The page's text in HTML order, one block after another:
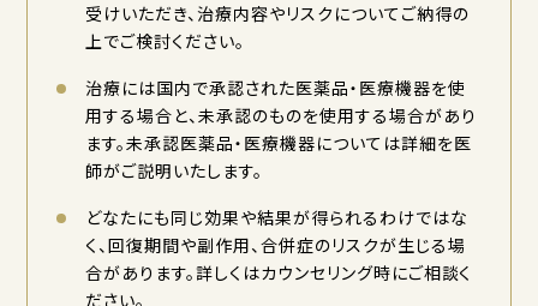
受けいただき、治療内容やリスクについてご納得の
上でご検討ください。
治療には国内で承認された医薬品・医療機器を使
用する場合と、未承認のものを使用する場合があり
ます。未承認医薬品・医療機器については詳細を医
師がご説明いたします。
どなたにも同じ効果や結果が得られるわけではな
く、回復期間や副作用、合併症のリスクが生じる場
合があります。詳しくはカウンセリング時にご相談く
ださい。